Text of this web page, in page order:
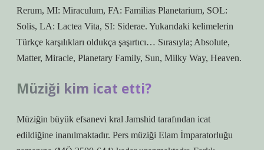
Rerum, MI: Miraculum, FA: Familias Planetarium, SOL:
Solis, LA: Lactea Vita, SI: Siderae. Yukarıdaki kelimelerin
Türkçe karşılıkları oldukça şaşırtıcı… Sırasıyla; Absolute,
Matter, Miracle, Planetary Family, Sun, Milky Way, Heaven.
Müziği kim icat etti?
Müziğin büyük efsanevi kral Jamshid tarafından icat
edildiğine inanılmaktadır. Pers müziği Elam İmparatorluğu